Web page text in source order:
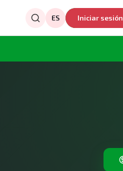
ES Iniciar sesión